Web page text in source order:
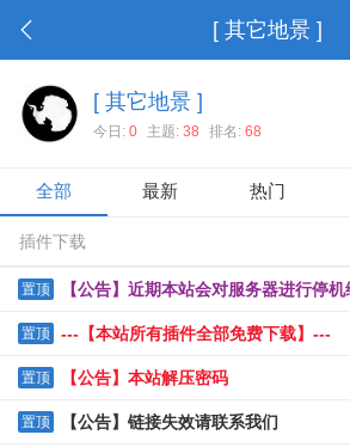
[ 其它地景 ]
[ 其它地景 ]
今日:0 主题:38 排名:68
全部 最新 热门
插件下载
置顶 【公告】近期本站会对服务器进行停机
置顶 ---【本站所有插件全部免费下载】---
置顶 【公告】本站解压密码
置顶 【公告】链接失效请联系我们